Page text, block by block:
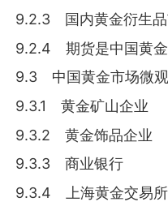
9.2.3 国内黄金衍生品
9.2.4 期货是中国黄金
9.3 中国黄金市场微
9.3.1 黄金矿山企业
9.3.2 黄金饰品企业
9.3.3 商业银行
9.3.4 上海黄金交易所